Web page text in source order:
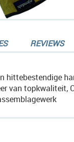
hittebestendige
van topkwaliteit,
REVIEWS